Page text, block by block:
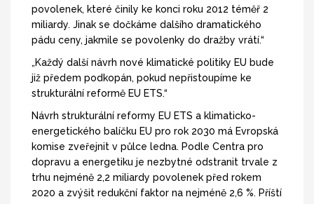
povolenek, které činily ke konci roku 2012 téměř 2
miliardy. Jinak se dočkáme dalšího dramatického
pádu ceny, jakmile se povolenky do dražby vrátí.“
„Každý další návrh nové klimatické politiky EU bude
již předem podkopán, pokud nepřistoupíme ke
strukturální reformě EU ETS.“
Návrh strukturální reformy EU ETS a klimaticko-
energetického balíčku EU pro rok 2030 má Evropská
komise zveřejnit v půlce ledna. Podle Centra pro
dopravu a energetiku je nezbytné odstranit trvale z
trhu nejméně 2,2 miliardy povolenek před rokem
2020 a zvýšit redukční faktor na nejméně 2,6 %. Příští